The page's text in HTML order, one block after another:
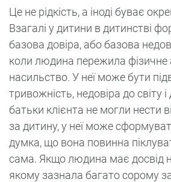
Це не рідкість, а іноді буває
Взагалі у дитини в дитинстві
базова довіра, або базова
коли людина пережила фізичне
насильство. У неї може бути
тривожність, недовіра до світу
батьки клієнта не могли нести
за дитину, у неї може
думка, що вона повинна
сама. Якщо людина має досвід
якому зазнала багато сорому